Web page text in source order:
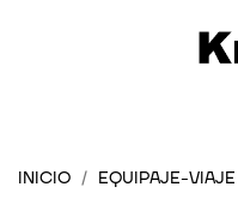
INICIO / EQUIPAJE-VIAJE